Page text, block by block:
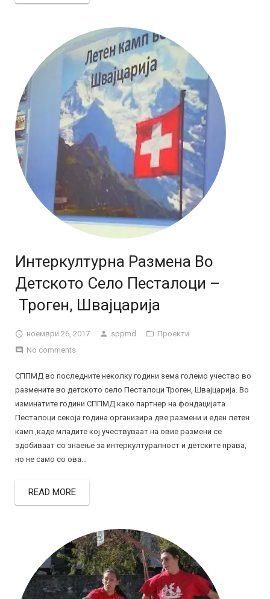
Интеркултурна Размена Во
Детското Село Песталоци –
Троген, Швајцарија
ноември 26, 2017 sppmd
Проекти
No comments
СППМД во последните неколку години зема големо учество во
размените во детското село Песталоци Троген, Швајцарија. Во
изминатите години СППМД како партнер на фондацијата
Песталоци секоја година организира две размени и еден летен
камп ,каде младите кој учествуваат на овие размени се
здобиваат со знаење за интеркултуралност и детските права,
но не само со ова...
READ MORE